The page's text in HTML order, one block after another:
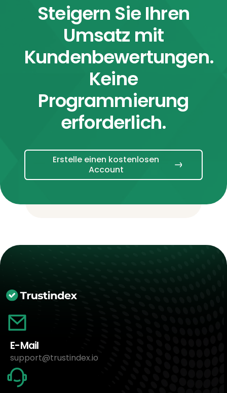
Steigern Sie Ihren
Umsatz mit
Kundenbewertungen.
Keine
Programmierung
erforderlich.
Erstelle einen kostenlosen
Account
E-Mail
support@trustindex.io